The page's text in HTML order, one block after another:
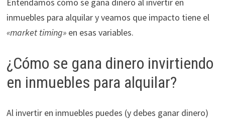
inmuebles para alquilar y veamos que impacto tiene el
«market timing»en esas variables.
¿Cómo se gana dinero invirtiendo
en inmuebles para alquilar?
Al invertir en inmuebles puedes (y debes ganar dinero)